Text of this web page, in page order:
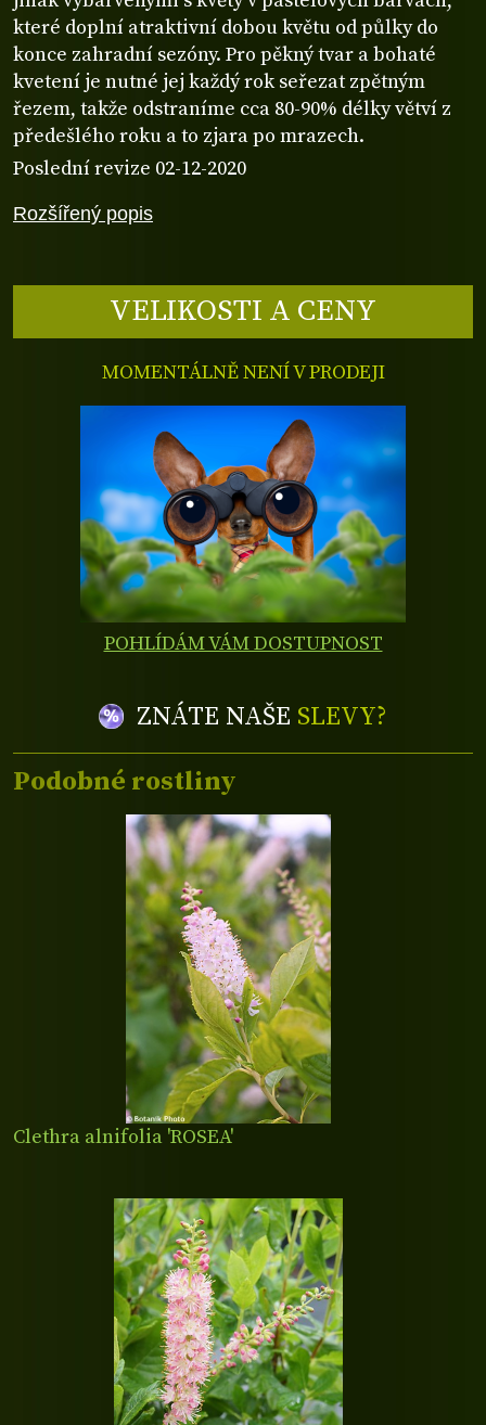
Rozšířený popis
které doplní atraktivní dobou květu od půlky do
konce zahradní sezóny. Pro pěkný tvar a bohaté
kvetení je nutné jej každý rok seřezat zpětným
řezem, takže odstraníme cca 80-90% délky větví z
předešlého roku a to zjara po mrazech.
Poslední revize 02-12-2020
VELIKOSTI A CENY
MOMENTÁLNĚ NENÍ V PRODEJI
POHLÍDÁM VÁM DOSTUPNOST
ZNÁTE NAŠE SLEVY?
Podobné rostliny
Clethra alnifolia 'ROSEA'